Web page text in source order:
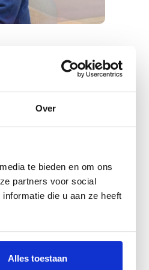
Over
te bieden en om ons
partners voor social
die u aan ze heeft
Alles toestaan
met
of VV7 (beschermd
geboden zorg is
volgen hierbij het
zoals zij dit